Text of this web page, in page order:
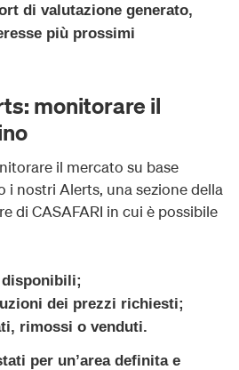
di valutazione generato,
più prossimi
monitorare il
il mercato su base
i nostri Alerts, una sezione della
di CASAFARI in cui è possibile
dei prezzi richiesti;
rimossi o venduti.
per un’area definita e